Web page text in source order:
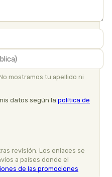
mostramos tu apellido ni
datos según la política de
revisión. Los enlaces se
a países donde el
de las promociones